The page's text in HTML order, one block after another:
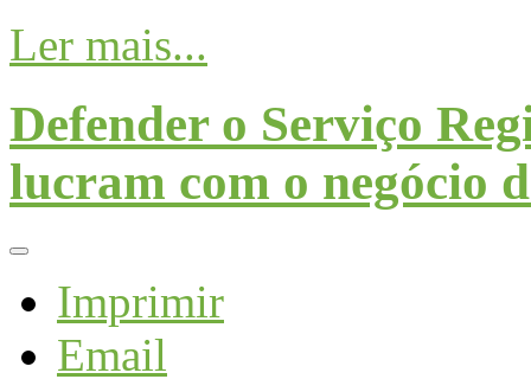
Ler mais...
Defender o Serviço
lucram com o negócio
Imprimir
Email